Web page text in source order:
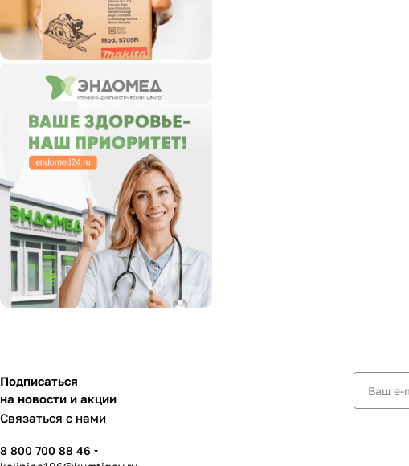
Подписаться
на новости и акции
Связаться с нами
8 800 700 88 46